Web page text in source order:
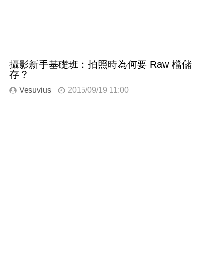
攝影新手基礎班：拍照時為何要 Raw 檔儲
存？
Vesuvius 2015/09/19 11:00